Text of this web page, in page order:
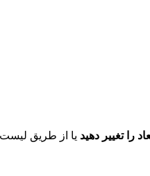
را تغییر دهید یا از طریق لیست